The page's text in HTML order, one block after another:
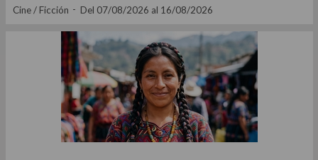
Cine / Ficción Del 07/08/2026 al 16/08/2026